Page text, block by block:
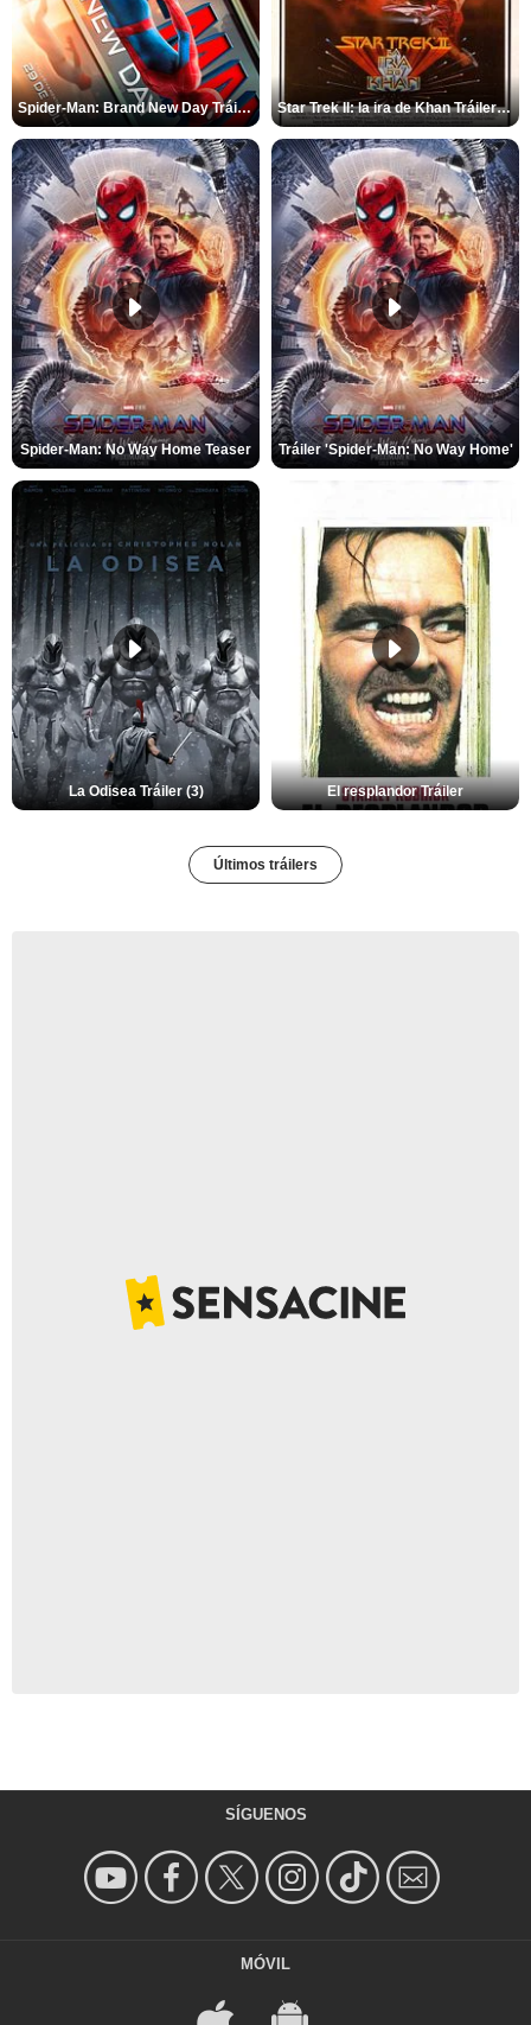
Spider-Man: Brand New Day Tráiler (3) Star Trek II: la ira de Khan Tráiler VO
Spider-Man: No Way Home Teaser Tráiler 'Spider-Man: No Way Home'
La Odisea Tráiler (3) El resplandor Tráiler
Últimos tráilers
SÍGUENOS
MÓVIL